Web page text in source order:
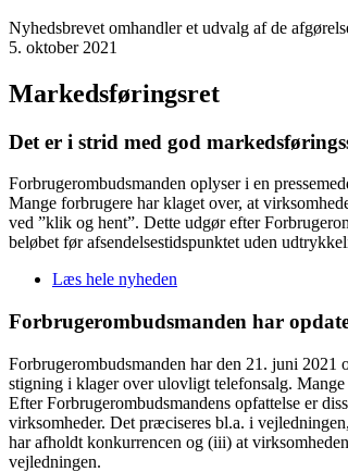
Nyhedsbrevet omhandler et udvalg af de
5. oktober 2021
Markedsføringsret
Det er i strid med god
Forbrugerombudsmanden oplyser i en
Mange forbrugere har klaget over, at
ved ”klik og hent”. Dette udgør efter
beløbet før afsendelsestidspunktet uden
Læs hele nyheden
Forbrugerombudsmanden har
Forbrugerombudsmanden har den 21. juni 2021
stigning i klager over ulovligt telefonsalg.
Efter Forbrugerombudsmandens opfattelse er
virksomheder. Det præciseres bl.a. i
har afholdt konkurrencen og (iii) at
vejledningen.